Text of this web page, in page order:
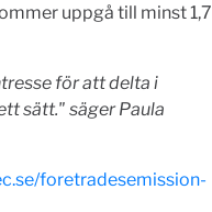
uppgå till minst 1,7
för att delta i
sätt." säger Paula
foretradesemission-